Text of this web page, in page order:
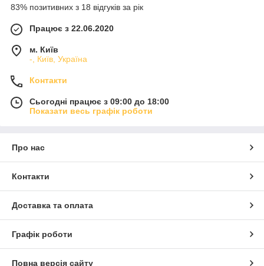
83% позитивних з 18 відгуків за рік
Працює з 22.06.2020
м. Київ
-, Київ, Україна
Контакти
Сьогодні працює з 09:00 до 18:00
Показати весь графік роботи
Про нас
Контакти
Доставка та оплата
Графік роботи
Повна версія сайту